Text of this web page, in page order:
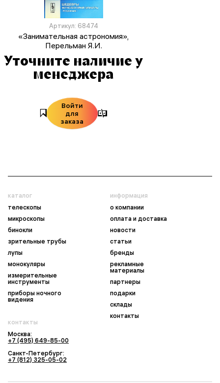
Артикул: 68474
«Занимательная астрономия»,
Перельман Я.И.
Уточните наличие у
менеджера
Войти
для
заказа
каталог
телескопы
микроскопы
бинокли
зрительные трубы
лупы
монокуляры
измерительные
инструменты
приборы ночного
видения
информация
о компании
оплата и доставка
новости
статьи
бренды
рекламные
материалы
партнеры
подарки
склады
контакты
контакты
Москва:
+7 (495) 649-85-00
Санкт-Петербург:
+7 (812) 325-05-02